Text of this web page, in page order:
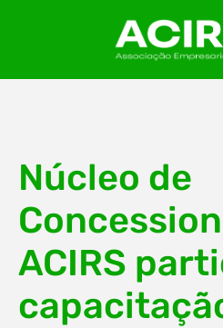
Núcleo de
ACIRS